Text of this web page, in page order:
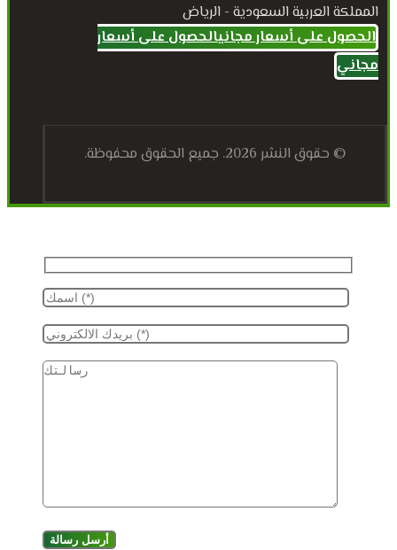
المملكة العربية السعودية - الرياض
الحصول على أسعار مجانيالحصول على أسعار
مجاني
© حقوق النشر 2026. جميع الحقوق محفوظة.